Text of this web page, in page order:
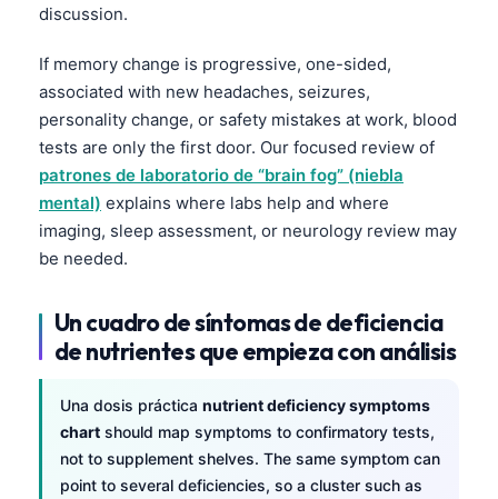
discussion.
If memory change is progressive, one-sided,
associated with new headaches, seizures,
personality change, or safety mistakes at work, blood
tests are only the first door. Our focused review of
patrones de laboratorio de “brain fog” (niebla
mental) explains where labs help and where
imaging, sleep assessment, or neurology review may
be needed.
Un cuadro de síntomas de deficiencia
de nutrientes que empieza con análisis
Una dosis práctica nutrient deficiency symptoms
chart should map symptoms to confirmatory tests,
not to supplement shelves. The same symptom can
point to several deficiencies, so a cluster such as
ქართული
Русский
Polski
한국어
Magyar
Shqip
বাংলা
اردو
मराठी
తెలుగు
தமிழ்